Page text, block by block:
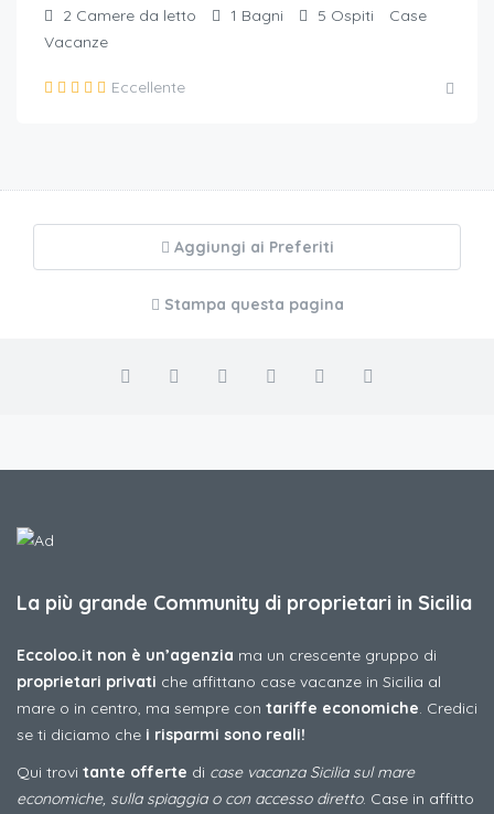
2 Camere da letto 1 Bagni 5 Ospiti
Case
Vacanze
Eccellente
Aggiungi ai Preferiti
Stampa questa pagina
La più grande Community di proprietari in Sicilia
Eccoloo.it non è un’agenzia ma un crescente gruppo di
proprietari privati che affittano case vacanze in Sicilia al
mare o in centro, ma sempre con tariffe economiche. Credici
se ti diciamo che i risparmi sono reali!
Qui trovi tante offerte di case vacanza Sicilia sul mare
economiche, sulla spiaggia o con accesso diretto. Case in affitto